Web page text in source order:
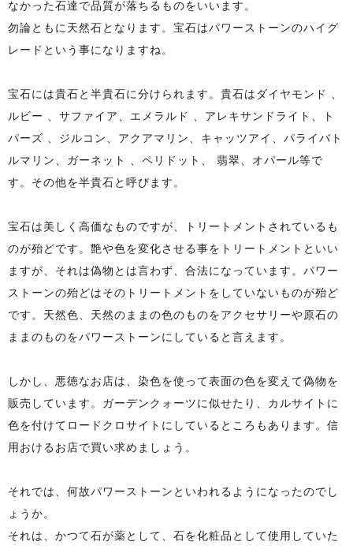
なかった石達で品質が落ちるものをいいます。
勿論ともに天然石となります。宝石はパワーストーンのハイグ
レードという事になりますね。
宝石には貴石と半貴石に分けられます。貴石はダイヤモンド 、
ルビー 、サファイア、エメラルド 、アレキサンドライト、ト
パーズ 、ジルコン、アクアマリン、キャッツアイ、パライバト
ルマリン、ガーネット 、ペリドット、 翡翠、オパール等で
す。その他を半貴石と呼びます。
宝石は美しく高価なものですが、トリートメントされているも
のが殆どです。艶や色を変化させる事をトリートメントといい
ますが、それは偽物とは言わず、合法になっています。パワー
ストーンの殆どはそのトリートメントをしていないものが殆ど
です。天然色、天然のままの色のものをアクセサリーや原石の
ままのものをパワーストーンにしていると言えます。
しかし、悪徳なお店は、染色を使って表面の色を変えて偽物を
販売しています。ガーデンクォーツに似せたり、カルサイトに
色を付けてロードクロサイトにしているところもあります。信
用おけるお店で買い求めましょう。
それでは、何故パワーストーンといわれるようになったのでし
ょうか。
それは、かつて石が薬として、石を化粧品として使用していた